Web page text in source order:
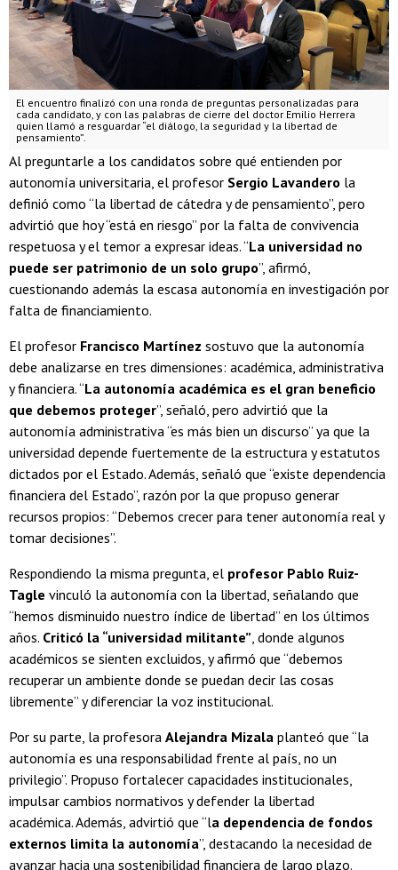
El encuentro finalizó con una ronda de preguntas personalizadas para
cada candidato, y con las palabras de cierre del doctor Emilio Herrera
quien llamó a resguardar “el diálogo, la seguridad y la libertad de
pensamiento”.
Al preguntarle a los candidatos sobre qué entienden por
autonomía universitaria, el profesor Sergio Lavandero la
definió como “la libertad de cátedra y de pensamiento”, pero
advirtió que hoy “está en riesgo” por la falta de convivencia
respetuosa y el temor a expresar ideas. “La universidad no
puede ser patrimonio de un solo grupo”, afirmó,
cuestionando además la escasa autonomía en investigación por
falta de financiamiento.
El profesor Francisco Martínez sostuvo que la autonomía
debe analizarse en tres dimensiones: académica, administrativa
y financiera. “La autonomía académica es el gran beneficio
que debemos proteger”, señaló, pero advirtió que la
autonomía administrativa “es más bien un discurso” ya que la
universidad depende fuertemente de la estructura y estatutos
dictados por el Estado. Además, señaló que “existe dependencia
financiera del Estado”, razón por la que propuso generar
recursos propios: “Debemos crecer para tener autonomía real y
tomar decisiones”.
Respondiendo la misma pregunta, el profesor Pablo Ruiz-
Tagle vinculó la autonomía con la libertad, señalando que
“hemos disminuido nuestro índice de libertad” en los últimos
años. Criticó la “universidad militante” , donde algunos
académicos se sienten excluidos, y afirmó que “debemos
recuperar un ambiente donde se puedan decir las cosas
libremente” y diferenciar la voz institucional.
Por su parte, la profesora Alejandra Mizala planteó que “la
autonomía es una responsabilidad frente al país, no un
privilegio”. Propuso fortalecer capacidades institucionales,
impulsar cambios normativos y defender la libertad
académica. Además, advirtió que “la dependencia de fondos
externos limita la autonomía”, destacando la necesidad de
avanzar hacia una sostenibilidad financiera de largo plazo.